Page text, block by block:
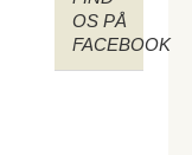
OS PÅ
FACEBOOK